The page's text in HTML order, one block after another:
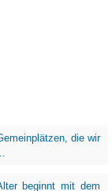
die wir
beginnt mit dem